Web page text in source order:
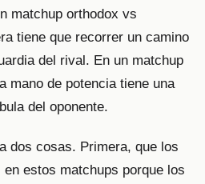
matchup orthodox vs
tiene que recorrer un camino
del rival. En un matchup
mano de potencia tiene una
del oponente.
dos cosas. Primera, que los
estos matchups porque los